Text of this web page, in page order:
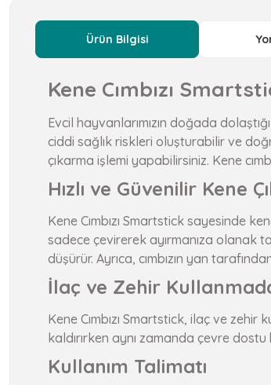
Ürün Bilgisi
Kene Cımbızı
Evcil hayvanlarımızın doğada
ciddi sağlık riskleri oluşturabilir ve
çıkarma işlemi yapabilirsiniz. Kene
Hızlı ve Güvenilir Kene
Kene Cımbızı Smartstick sayesinde
sadece çevirerek ayırmanıza olanak
düşürür. Ayrıca, cımbızın yan
İlaç ve Zehir
Kene Cımbızı Smartstick, ilaç ve
kaldırırken aynı zamanda çevre
Kullanım Talimatı